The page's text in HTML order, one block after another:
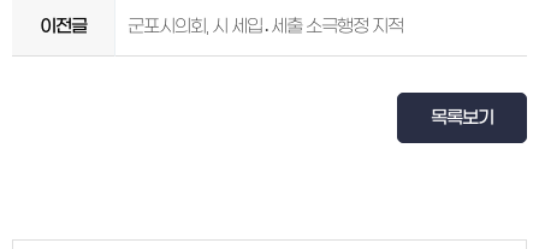
이전글 군포시의회, 시 세입․세출 소극행정 지적
목록보기